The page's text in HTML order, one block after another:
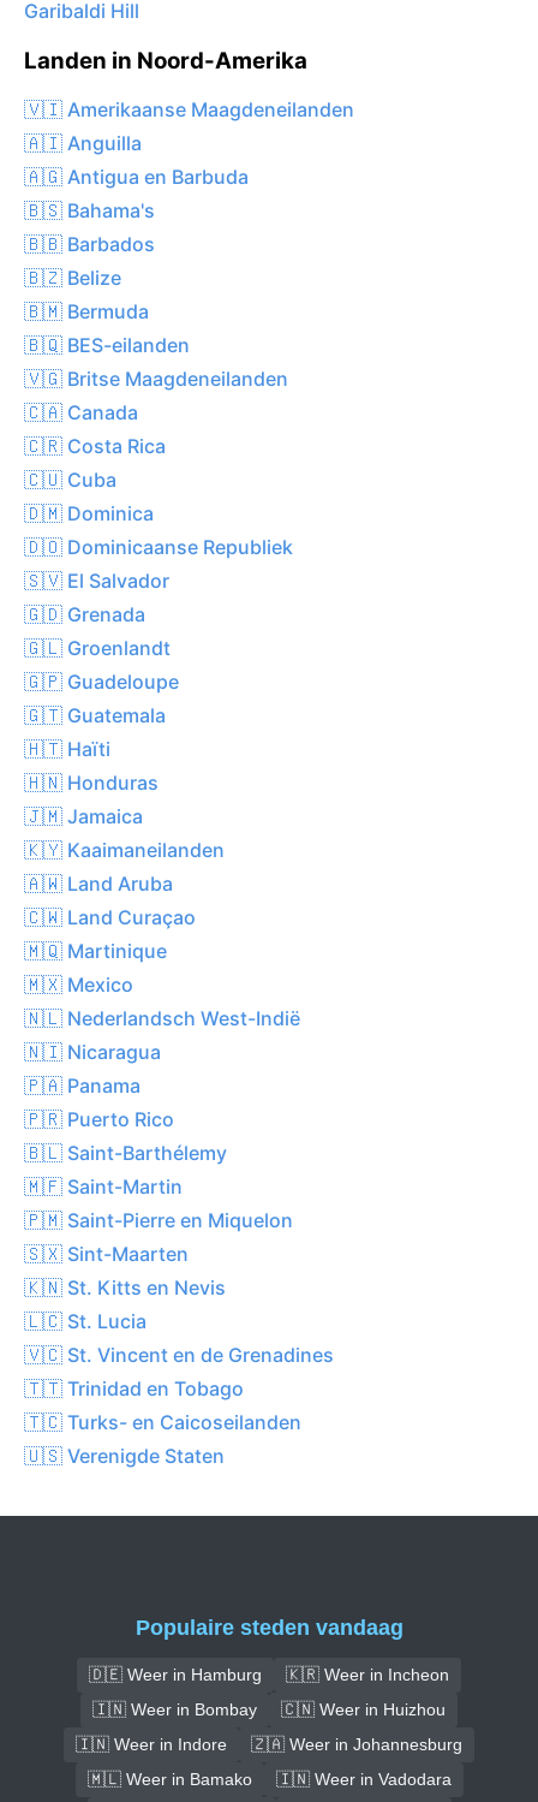
Garibaldi Hill
Landen in Noord-Amerika
🇻🇮 Amerikaanse Maagdeneilanden
🇦🇮 Anguilla
🇦🇬 Antigua en Barbuda
🇧🇸 Bahama's
🇧🇧 Barbados
🇧🇿 Belize
🇧🇲 Bermuda
🇧🇶 BES-eilanden
🇻🇬 Britse Maagdeneilanden
🇨🇦 Canada
🇨🇷 Costa Rica
🇨🇺 Cuba
🇩🇲 Dominica
🇩🇴 Dominicaanse Republiek
🇸🇻 El Salvador
🇬🇩 Grenada
🇬🇱 Groenlandt
🇬🇵 Guadeloupe
🇬🇹 Guatemala
🇭🇹 Haïti
🇭🇳 Honduras
🇯🇲 Jamaica
🇰🇾 Kaaimaneilanden
🇦🇼 Land Aruba
🇨🇼 Land Curaçao
🇲🇶 Martinique
🇲🇽 Mexico
🇳🇱 Nederlandsch West-Indië
🇳🇮 Nicaragua
🇵🇦 Panama
🇵🇷 Puerto Rico
🇧🇱 Saint-Barthélemy
🇲🇫 Saint-Martin
🇵🇲 Saint-Pierre en Miquelon
🇸🇽 Sint-Maarten
🇰🇳 St. Kitts en Nevis
🇱🇨 St. Lucia
🇻🇨 St. Vincent en de Grenadines
🇹🇹 Trinidad en Tobago
🇹🇨 Turks- en Caicoseilanden
🇺🇸 Verenigde Staten
Populaire steden vandaag
🇩🇪 Weer in Hamburg
🇰🇷 Weer in Incheon
🇮🇳 Weer in Bombay
🇨🇳 Weer in Huizhou
🇮🇳 Weer in Indore
🇿🇦 Weer in Johannesburg
🇲🇱 Weer in Bamako
🇮🇳 Weer in Vadodara